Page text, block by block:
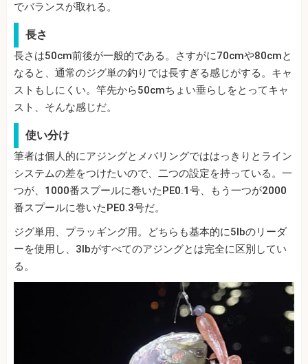
でバランスが取れる。
長さ
長さは50cm前後が一般的である。さすがに70cmや80cmと
なると、通常のジグ単の釣りでは長すぎる感じがする。キャ
ストもしにくい。竿先から50cmちょい垂らしをとってキャ
スト、そんな感じだ。
使い分け
筆者は個人的にアジングとメバリングでははっきりとライン
システムの差をつけたいので、二つの設定を持っている。一
つが、1000番スプールに巻いたPE0.1号、もう一つが2000
番スプールに巻いたPE0.3号だ。
ジグ単用、プラッギング用。どちらも基本的に5lbのリーダ
ーを使用し、3lbがすべてのアジングとは完全に区別してい
る。